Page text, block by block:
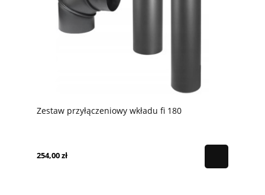
Zestaw przyłączeniowy wkładu fi 180
254,00 zł